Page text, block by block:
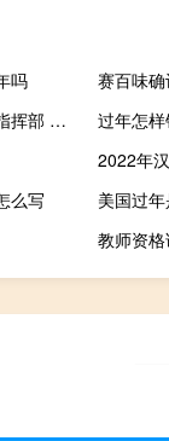
吗
赛百味
乌军袭击俄黑海舰队指挥部 黑海舰队前司令：是时候打击乌总统办公室了
过年怎
2022年
么写
美国过
教师资